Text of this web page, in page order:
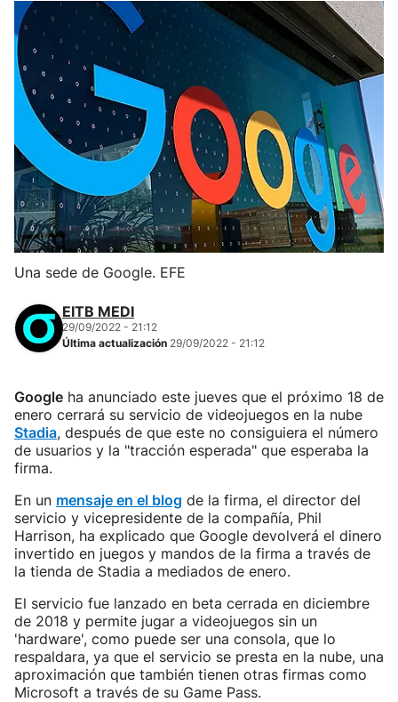
Una sede de Google. EFE
EITB MEDI
29/09/2022 - 21:12
Última actualización 29/09/2022 - 21:12
Google ha anunciado este jueves que el próximo 18 de
enero cerrará su servicio de videojuegos en la nube
Stadia, después de que este no consiguiera el número
de usuarios y la "tracción esperada" que esperaba la
firma.
En un mensaje en el blog de la firma, el director del
servicio y vicepresidente de la compañía, Phil
Harrison, ha explicado que Google devolverá el dinero
invertido en juegos y mandos de la firma a través de
la tienda de Stadia a mediados de enero.
El servicio fue lanzado en beta cerrada en diciembre
de 2018 y permite jugar a videojuegos sin un
'hardware', como puede ser una consola, que lo
respaldara, ya que el servicio se presta en la nube, una
aproximación que también tienen otras firmas como
Microsoft a través de su Game Pass.